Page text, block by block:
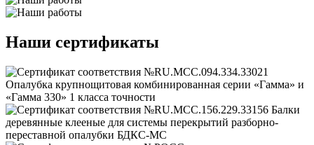
Наши сертификаты